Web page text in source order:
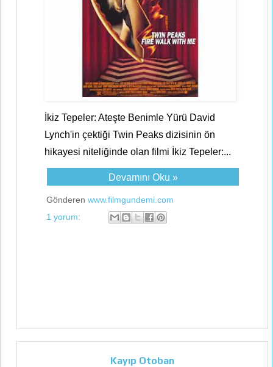
İkiz Tepeler: Ateşte Benimle Yürü David
Lynch'in çektiği Twin Peaks dizisinin ön
hikayesi niteliğinde olan filmi İkiz Tepeler:...
Devamını Oku »
Gönderen www.filmgundemi.com
1 yorum:
Kayıp Otoban